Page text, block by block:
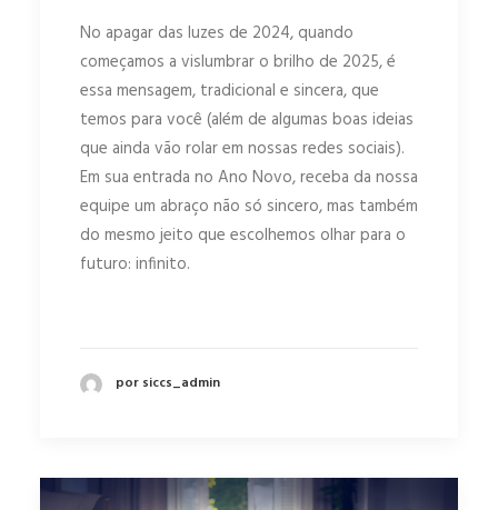
No apagar das luzes de 2024, quando
começamos a vislumbrar o brilho de 2025, é
essa mensagem, tradicional e sincera, que
temos para você (além de algumas boas ideias
que ainda vão rolar em nossas redes sociais).
Em sua entrada no Ano Novo, receba da nossa
equipe um abraço não só sincero, mas também
do mesmo jeito que escolhemos olhar para o
futuro: infinito.
por siccs_admin